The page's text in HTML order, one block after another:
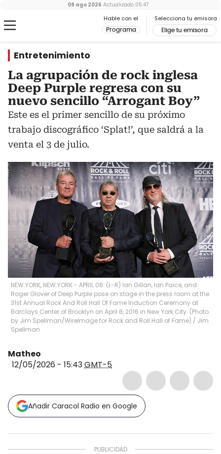
Hable con el
Programa
Selecciona tu emisora
Elige tu emisora
09 ago 2026 Actualizado 05:47
Entretenimiento
La agrupación de rock inglesa
Deep Purple regresa con su
nuevo sencillo “Arrogant Boy”
Este es el primer sencillo de su próximo
trabajo discográfico ‘Splat!’, que saldrá a la
venta el 3 de julio.
NEW YORK, NEW YORK - APRIL 08: (L-R) Ian Gillan, Ian Paice, and
Roger Glover of Deep Purple pose on stage in the press room at the
31st Annual Rock And Roll Hall Of Fame Induction Ceremony at
Barclays Center of Brooklyn on April 8, 2016 in New York City. (Photo
by Jim Spellman/WireImage for Rock and Roll Hall of Fame) / Jim
Spellman
Matheo
12/05/2026 - 15:43GMT-5
Añadir Caracol Radio en Google